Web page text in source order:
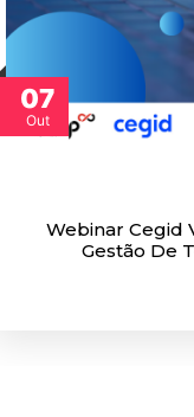
07
Out
Webinar Cegid
Gestão De